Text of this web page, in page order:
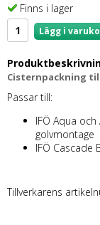
Finns i lager
Lägg i
Cisternpackning
Passar till:
IFÖ Aqua
golvmontage
IFÖ Cascade
Tillverkarens